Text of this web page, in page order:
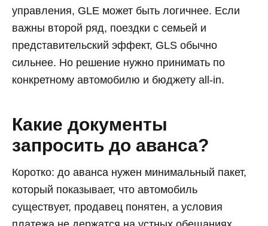
управления, GLE может быть логичнее. Если
важны второй ряд, поездки с семьей и
представительский эффект, GLS обычно
сильнее. Но решение нужно принимать по
конкретному автомобилю и бюджету all-in.
Какие документы
запросить до аванса?
Коротко: до аванса нужен минимальный пакет,
который показывает, что автомобиль
существует, продавец понятен, а условия